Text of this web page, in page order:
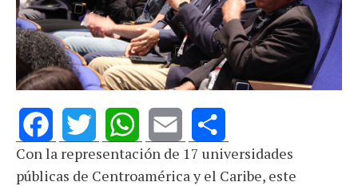
FacebookTwitterWhatsApp
Email Share
Con la representación de 17 universidades
públicas de Centroamérica y el Caribe, este